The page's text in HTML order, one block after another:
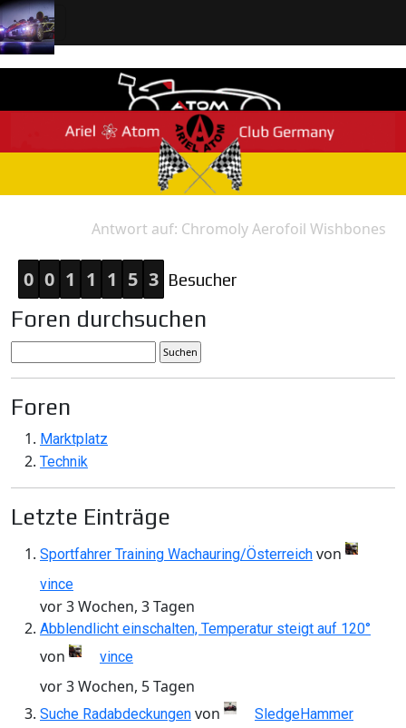
Antwort auf: Chromoly Aerofoil Wishbones
0 0 1 1 1 5 3 Besucher
Foren durchsuchen
Foren
Marktplatz
Technik
Letzte Einträge
Sportfahrer Training Wachauring/Österreich von
vince
vor 3 Wochen, 3 Tagen
Abblendlicht einschalten, Temperatur steigt auf 120°
von vince
vor 3 Wochen, 5 Tagen
Suche Radabdeckungen von SledgeHammer